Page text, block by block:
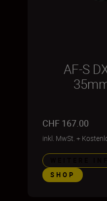
AF-S
CHF 167.00
inkl. MwSt. +
SHOP